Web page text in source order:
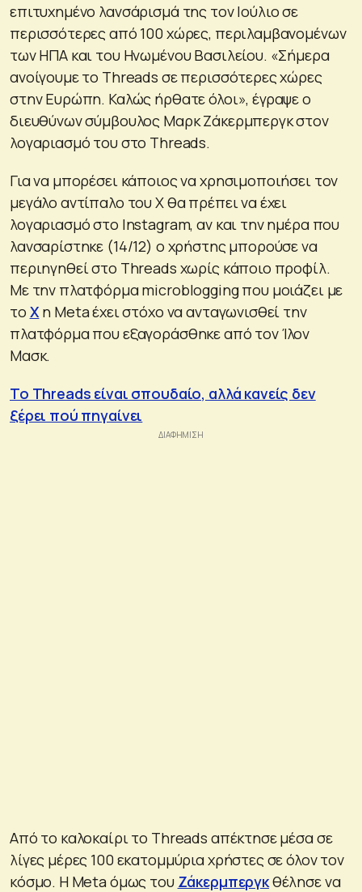
επιτυχημένο λανσάρισμά της τον Ιούλιο σε
περισσότερες από 100 χώρες, περιλαμβανομένων
των ΗΠΑ και του Ηνωμένου Βασιλείου. «Σήμερα
ανοίγουμε το Threads σε περισσότερες χώρες
στην Ευρώπη. Καλώς ήρθατε όλοι», έγραψε ο
διευθύνων σύμβουλος Μαρκ Ζάκερμπεργκ στον
λογαριασμό του στο Threads.
Για να μπορέσει κάποιος να χρησιμοποιήσει τον
μεγάλο αντίπαλο του X θα πρέπει να έχει
λογαριασμό στο Instagram, αν και την ημέρα που
λανσαρίστηκε (14/12) ο χρήστης μπορούσε να
περιηγηθεί στο Threads χωρίς κάποιο προφίλ.
Με την πλατφόρμα microblogging που μοιάζει με
το Χ η Meta έχει στόχο να ανταγωνισθεί την
πλατφόρμα που εξαγοράσθηκε από τον Ίλον
Μασκ.
Το Threads είναι σπουδαίο, αλλά κανείς δεν
ξέρει πού πηγαίνει
Από το καλοκαίρι τo Threads απέκτησε μέσα σε
λίγες μέρες 100 εκατομμύρια χρήστες σε όλον τον
κόσμο. Η Meta όμως του Ζάκερμπεργκθέλησε να